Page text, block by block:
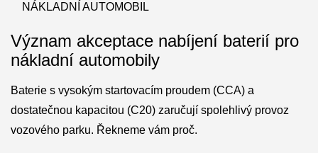
NÁKLADNÍ AUTOMOBIL
Význam akceptace nabíjení baterií pro
nákladní automobily
Baterie s vysokým startovacím proudem (CCA) a
dostatečnou kapacitou (C20) zaručují spolehlivý provoz
vozového parku. Řekneme vám proč.